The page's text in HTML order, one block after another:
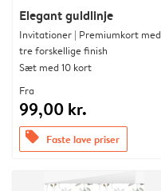
Elegant guldlinje
Invitationer | Premiumkort med
tre forskellige finish
Sæt med 10 kort
Fra
99,00 kr.
offers Faste lave priser